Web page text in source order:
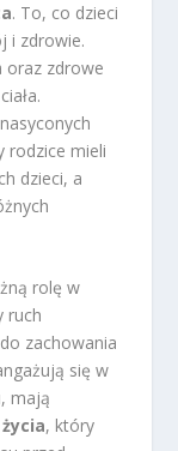
. To, co dzieci
i zdrowie.
oraz zdrowe
rodzice mieli
dzieci, a
rolę w
ruch
zachowania
się w
mają
, który